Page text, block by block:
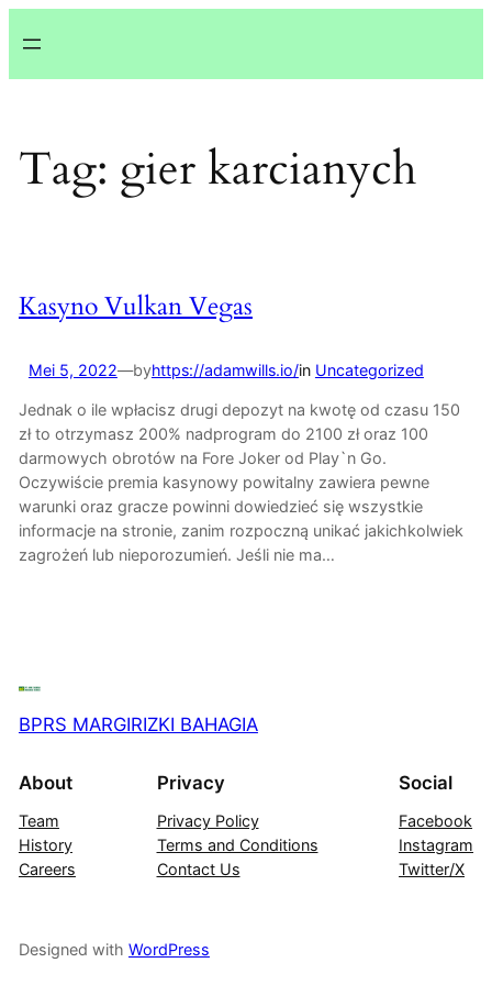
ke
Tag: gier karcianych
Kasyno Vulkan Vegas
Mei 5, 2022—byhttps://adamwills.io/in Uncategorized
Jednak o ile wpłacisz drugi depozyt na kwotę od czasu 150
zł to otrzymasz 200% nadprogram do 2100 zł oraz 100
darmowych obrotów na Fore Joker od Play`n Go.
Oczywiście premia kasynowy powitalny zawiera pewne
warunki oraz gracze powinni dowiedzieć się wszystkie
informacje na stronie, zanim rozpoczną unikać jakichkolwiek
zagrożeń lub nieporozumień. Jeśli nie ma…
BPRS MARGIRIZKI BAHAGIA
About
Team
History
Careers
Privacy
Privacy Policy
Terms and Conditions
Contact Us
Social
Facebook
Instagram
Twitter/X
Designed with WordPress